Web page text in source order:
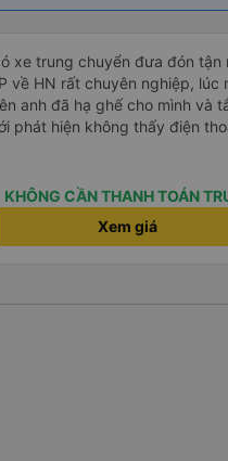
xe trung chuyển đưa đón tận
về HN rất chuyên nghiệp, lúc
anh đã hạ ghế cho mình và
phát hiện không thấy điện
xe trung chuyển để tìm điện
rất nhiều. 1000 sao ạ.
KHÔNG CẦN THANH TOÁN
Xem giá